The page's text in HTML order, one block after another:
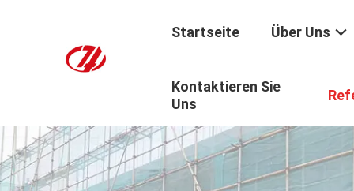
Startseite Über Uns
Kontaktieren Sie
Uns